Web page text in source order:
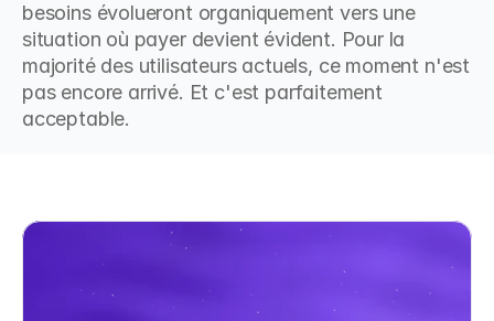
besoins évolueront organiquement vers une
situation où payer devient évident. Pour la
majorité des utilisateurs actuels, ce moment n'est
pas encore arrivé. Et c'est parfaitement
acceptable.